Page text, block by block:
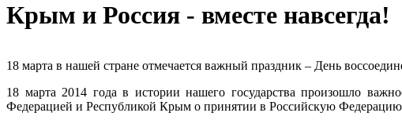
Крым и Россия - вместе навсегда!
18 марта в нашей стране отмечается важный праздник – День
18 марта 2014 года в истории нашего государства произошло
Федерацией и Республикой Крым о принятии в Российскую